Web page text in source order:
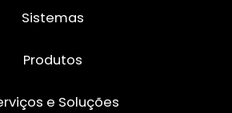
Sistemas
Produtos
e Soluções